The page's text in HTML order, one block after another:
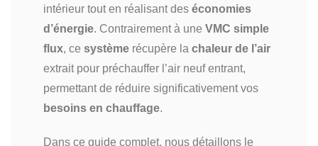
intérieur tout en réalisant des économies
d’énergie. Contrairement à une VMC simple
flux, ce système récupère la chaleur de l’air
extrait pour préchauffer l’air neuf entrant,
permettant de réduire significativement vos
besoins en chauffage.
Dans ce guide complet, nous détaillons le